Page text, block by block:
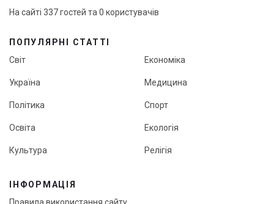
На сайті 337 гостей та 0 користувачів
ПОПУЛЯРНІ СТАТТІ
Світ
Україна
Політика
Освіта
Культура
Економіка
Медицина
Спорт
Екологія
Релігія
ІНФОРМАЦІЯ